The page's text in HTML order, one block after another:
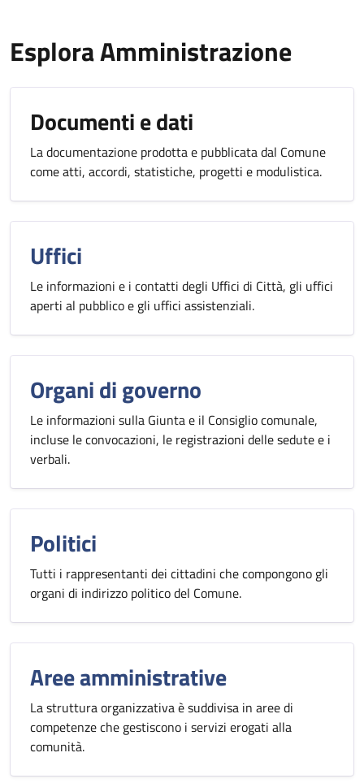
Esplora Amministrazione
Documenti e dati
La documentazione prodotta e pubblicata dal Comune
come atti, accordi, statistiche, progetti e modulistica.
Uffici
Le informazioni e i contatti degli Uffici di Città, gli uffici
aperti al pubblico e gli uffici assistenziali.
Organi di governo
Le informazioni sulla Giunta e il Consiglio comunale,
incluse le convocazioni, le registrazioni delle sedute e i
verbali.
Politici
Tutti i rappresentanti dei cittadini che compongono gli
organi di indirizzo politico del Comune.
Aree amministrative
La struttura organizzativa è suddivisa in aree di
competenze che gestiscono i servizi erogati alla
comunità.